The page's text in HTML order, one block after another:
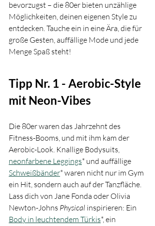
bevorzugst – die 80er bieten unzählige
Möglichkeiten, deinen eigenen Style zu
entdecken. Tauche ein in eine Ära, die für
große Gesten, auffällige Mode und jede
Menge Spaß steht!
Tipp Nr. 1 - Aerobic-Style
mit Neon-Vibes
Die 80er waren das Jahrzehnt des
Fitness-Booms, und mit ihm kam der
Aerobic-Look. Knallige Bodysuits,
neonfarbene Leggings* und auffällige
Schweißbänder* waren nicht nur im Gym
ein Hit, sondern auch auf der Tanzfläche.
Lass dich von Jane Fonda oder Olivia
Newton-Johns Physical inspirieren: Ein
Body in leuchtendem Türkis*, ein